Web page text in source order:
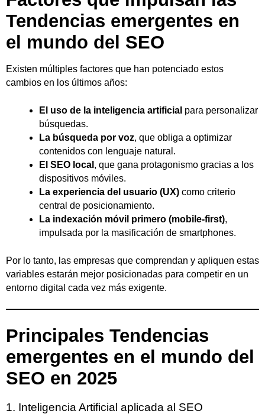
Tendencias emergentes en
el mundo del SEO
Existen múltiples factores que han potenciado estos
cambios en los últimos años:
El uso de la inteligencia artificial para personalizar
búsquedas.
La búsqueda por voz, que obliga a optimizar
contenidos con lenguaje natural.
El SEO local , que gana protagonismo gracias a los
dispositivos móviles.
La experiencia del usuario (UX) como criterio
central de posicionamiento.
La indexación móvil primero (mobile-first),
impulsada por la masificación de smartphones.
Por lo tanto, las empresas que comprendan y apliquen estas
variables estarán mejor posicionadas para competir en un
entorno digital cada vez más exigente.
Principales Tendencias
emergentes en el mundo del
SEO en 2025
1. Inteligencia Artificial aplicada al SEO